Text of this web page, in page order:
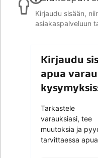
Kirjaudu sisään,
asiakaspalveluun
Kirjaudu
apua
Tarkastele
varauksiasi, tee
muutoksia ja
tarvittaessa